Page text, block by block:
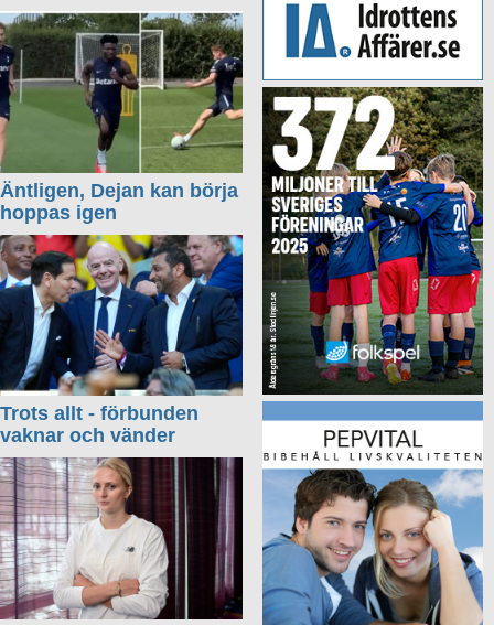
Äntligen, Dejan kan börja
hoppas igen
Trots allt - förbunden
vaknar och vänder